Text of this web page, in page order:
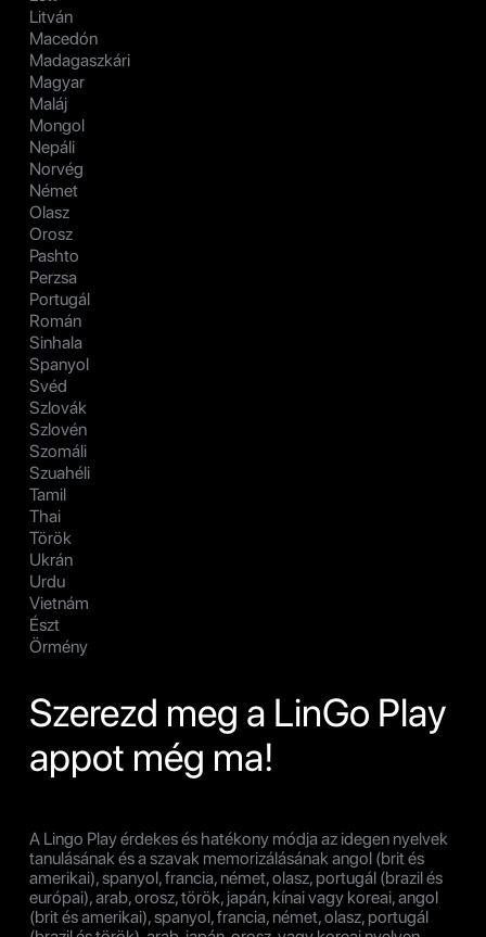
Litván
Macedón
Madagaszkári
Magyar
Maláj
Mongol
Nepáli
Norvég
Német
Olasz
Orosz
Pashto
Perzsa
Portugál
Román
Sinhala
Spanyol
Svéd
Szlovák
Szlovén
Szomáli
Szuahéli
Tamil
Thai
Török
Ukrán
Urdu
Vietnám
Észt
Örmény
Szerezd meg a LinGo Play
appot még ma!
A Lingo Play érdekes és hatékony módja az idegen nyelvek
tanulásának és a szavak memorizálásának angol (brit és
amerikai), spanyol, francia, német, olasz, portugál (brazil és
európai), arab, orosz, török, japán, kínai vagy koreai, angol
(brit és amerikai), spanyol, francia, német, olasz, portugál